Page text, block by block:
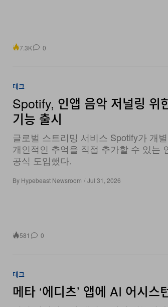
7.3K 0
테크
Spotify, 인앱 음악 저널링 위
기능 출시
글로벌 스트리밍 서비스 Spotify가 개
개인적인 추억을 직접 추가할 수 있는
공식 도입했다.
By Hypebeast Newsroom / Jul 31, 2026
581 0
테크
메타 ‘에디츠’ 앱에 AI 어시스